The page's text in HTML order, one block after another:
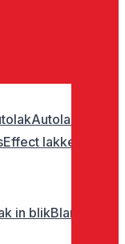
Autolak
Effect lakken
in blikBlanke